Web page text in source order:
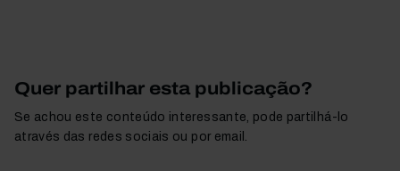
Quer partilhar esta publicação?
Se achou este conteúdo interessante, pode partilhá-lo
através das redes sociais ou por email.